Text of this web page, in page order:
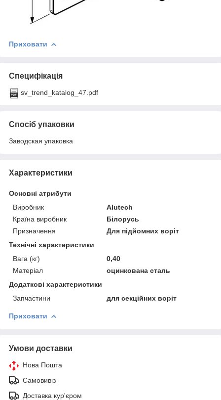
Приховати
Специфікація
sv_trend_katalog_47.pdf
Спосіб упаковки
Заводская упаковка
Характеристики
Основні атрибути
Виробник
Alutech
Країна виробник
Білорусь
Призначення
Для підйомних воріт
Технічні характеристики
Вага (кг)
0,40
Матеріал
оцинкована сталь
Додаткові характеристики
Запчастини
для секційних воріт
Приховати
Умови доставки
Нова Пошта
Самовивіз
Доставка кур'єром